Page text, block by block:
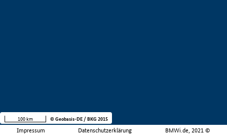
Impressum Datenschutzerklärung BMWi.de, 2021 ©
100 km © Geobasis-DE / BKG 2015